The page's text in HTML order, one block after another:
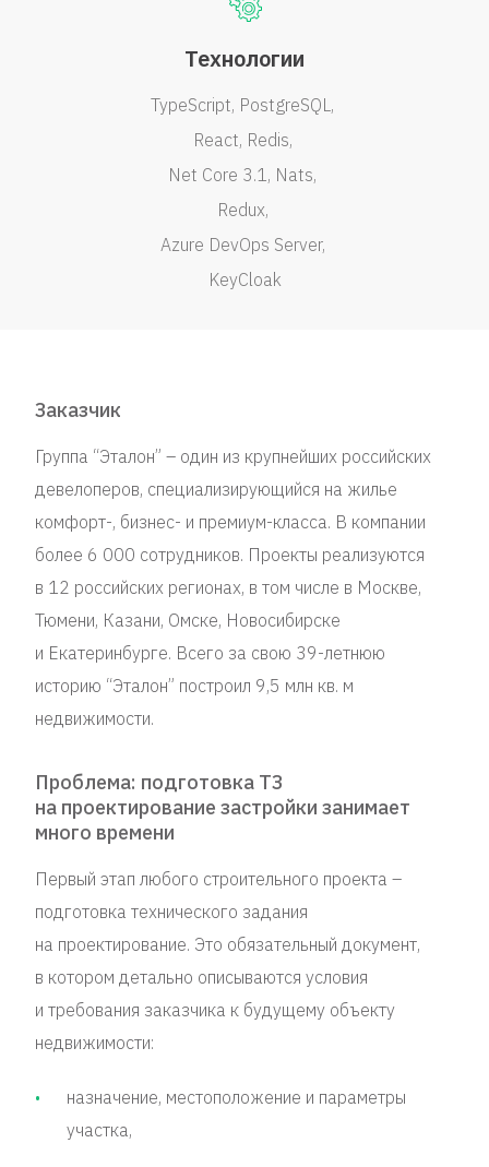
Технологии
TypeScript PostgreSQL
React Redis
Net Core 3.1 Nats
Redux
Azure DevOps Server
KeyCloak
Заказчик
Группа “Эталон” – один из крупнейших российских
девелоперов, специализирующийся на жилье
комфорт-, бизнес- и премиум-класса. В компании
более 6 000 сотрудников. Проекты реализуются
в 12 российских регионах, в том числе в Москве,
Тюмени, Казани, Омске, Новосибирске
и Екатеринбурге. Всего за свою 39-летнюю
историю “Эталон” построил 9,5 млн кв. м
недвижимости.
Проблема: подготовка ТЗ
на проектирование застройки занимает
много времени
Первый этап любого строительного проекта –
подготовка технического задания
на проектирование. Это обязательный документ,
в котором детально описываются условия
и требования заказчика к будущему объекту
недвижимости:
назначение, местоположение и параметры
участка,